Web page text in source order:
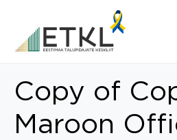
Copy of
Maroon